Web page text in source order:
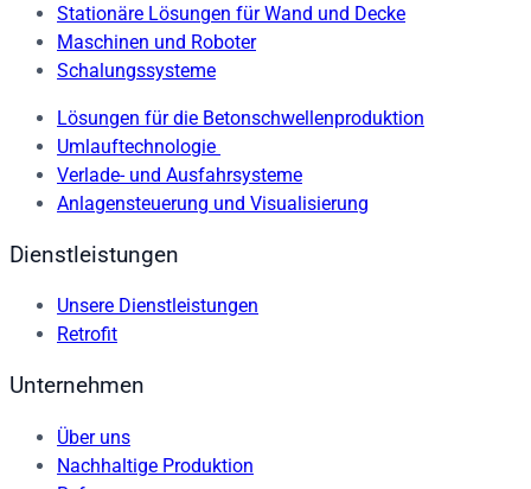
Stationäre Lösungen für Wand und Decke
Maschinen und Roboter
Schalungssysteme
Lösungen für die Betonschwellenproduktion
Umlauftechnologie
Verlade- und Ausfahrsysteme
Anlagensteuerung und Visualisierung
Dienstleistungen
Unsere Dienstleistungen
Retrofit
Unternehmen
Über uns
Nachhaltige Produktion